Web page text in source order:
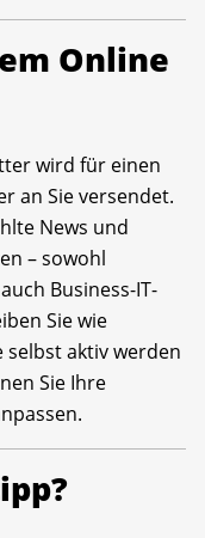
Online
wird für einen
an Sie versendet.
News und
– sowohl
Business-IT-
Sie wie
selbst aktiv werden
Sie Ihre